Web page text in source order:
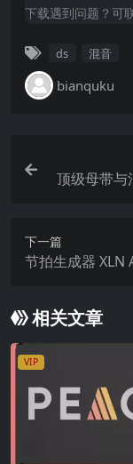
下载遇到问题？可
ds 混音
bianquku
顶级母带
下一篇
节拍生成器
相关文章
VIP